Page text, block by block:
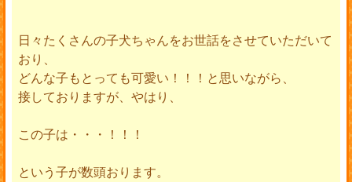
日々たくさんの子犬ちゃんをお世話をさせていただいて
おり、
どんな子もとっても可愛い！！！と思いながら、
接しておりますが、やはり、
この子は・・・！！！
という子が数頭おります。